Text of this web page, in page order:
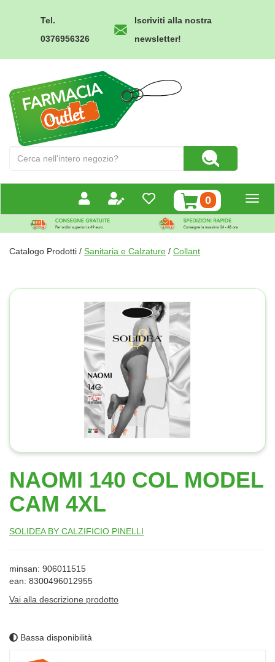
Tel.
0376956326
Iscriviti alla nostra
newsletter!
Outlet
Prodotto
Cerca Prodotto
0prodotti
inseriti
Catalogo Prodotti / Sanitaria e Calzature / Collant
NAOMI 140 COL MODEL
CAM 4XL
SOLIDEA BY CALZIFICIO PINELLI
minsan: 906011515
ean: 8300496012955
Vai alla descrizione prodotto
Bassa disponibilità